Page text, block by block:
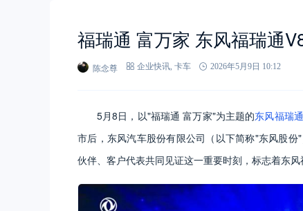
福瑞通 富万家 东风福瑞通
陈念尊 企业快讯 卡车 2026年5月9日 10:12
5月8日，以"福瑞通 富万家"为主题的东风福瑞
市后，东风汽车股份有限公司（以下简称"东风股
伙伴、客户代表共同见证这一重要时刻，标志着东